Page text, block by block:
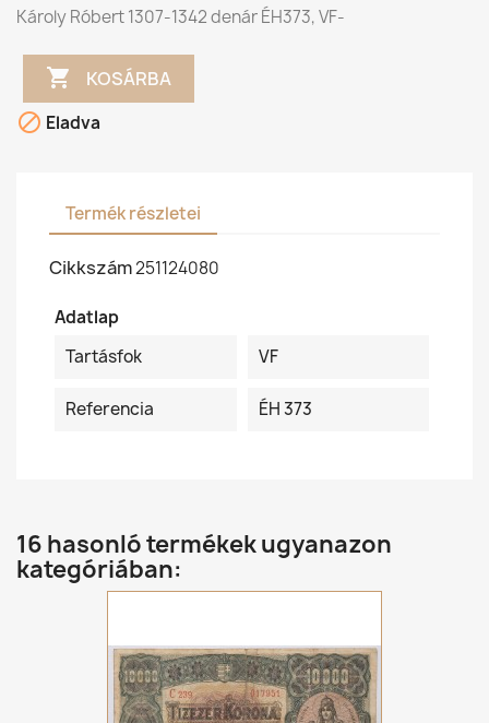
Károly Róbert 1307-1342 denár ÉH373, VF-
 KOSÁRBA
 Eladva
Termék részletei
Cikkszám251124080
Adatlap
Tartásfok
VF
Referencia ÉH 373
16 hasonló termékek ugyanazon
kategóriában: